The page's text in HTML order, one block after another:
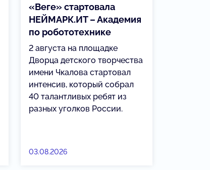
«Веге» стартовала
НЕЙМАРК.ИТ – Академия
по робототехнике
2 августа на площадке
Дворца детского творчества
имени Чкалова стартовал
интенсив, который собрал
40 талантливых ребят из
разных уголков России.
03.08.2026